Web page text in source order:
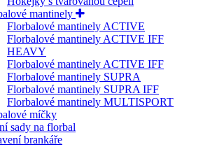
mantinely
Florbalové mantinely ACTIVE
Florbalové mantinely ACTIVE IFF
HEAVY
Florbalové mantinely ACTIVE IFF
Florbalové mantinely SUPRA
Florbalové mantinely SUPRA IFF
Florbalové mantinely MULTISPORT
míčky
sady na florbal
brankáře